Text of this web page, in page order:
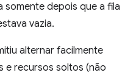
somente depois que a fila
vazia.
alternar facilmente
e recursos soltos (não